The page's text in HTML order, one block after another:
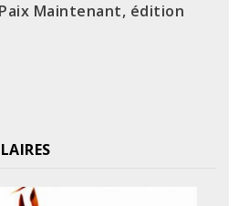
Maintenant, édition